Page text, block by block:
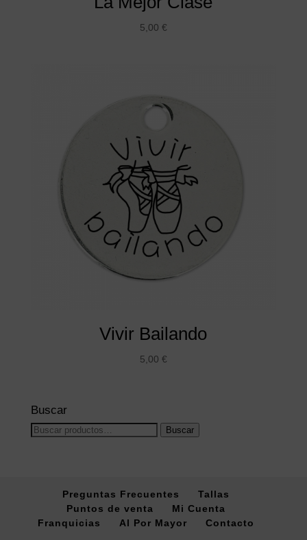
5,00 €
Vivir Bailando
5,00 €
Buscar
Buscar
Buscar
Preguntas Frecuentes
Tallas
Puntos de venta
Mi Cuenta
Franquicias
Al Por Mayor Contacto